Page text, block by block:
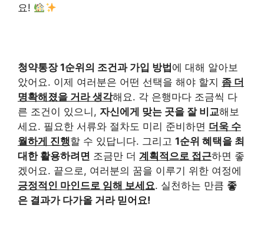
요!
청약통장 1순위의 조건과 가입 방법 에 대해 알아보
았어요. 이제 여러분은 어떤 선택을 해야 할지 좀 더
명확해졌을 거라 생각해요. 각 은행마다 조금씩 다
른 조건이 있으니, 자신에게 맞는 곳을 잘 비교해보
세요. 필요한 서류와 절차도 미리 준비하면 더욱 수
월하게 진행할 수 있답니다. 그리고 1순위 혜택을 최
대한 활용하려면 조금만 더 계획적으로 접근하면 좋
겠어요. 끝으로, 여러분의 꿈을 이루기 위한 여정에
긍정적인 마인드로 임해 보세요. 실천하는 만큼 좋
은 결과가 다가올 거라 믿어요!